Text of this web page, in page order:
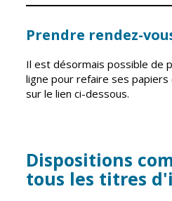
Marchés
publics
Titres
d'identité
Jumelages
Publication des
Prendre rendez-
Il est désormais possible de
ligne pour refaire ses
sur le lien ci-dessous.
Dispositions
tous les titres